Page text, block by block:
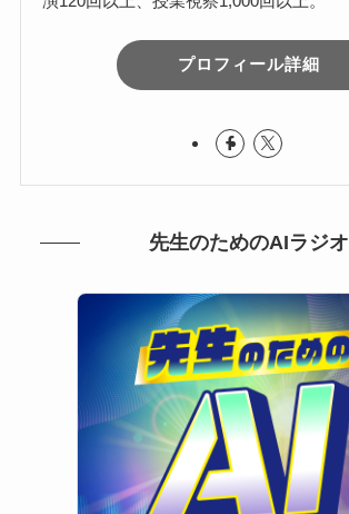
プロフィール詳細
先生のためのAIラジオ